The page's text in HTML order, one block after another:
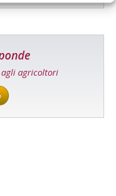
agli agricoltori